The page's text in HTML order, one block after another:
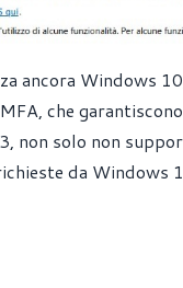
ancora Windows
che
non solo non
da Windows